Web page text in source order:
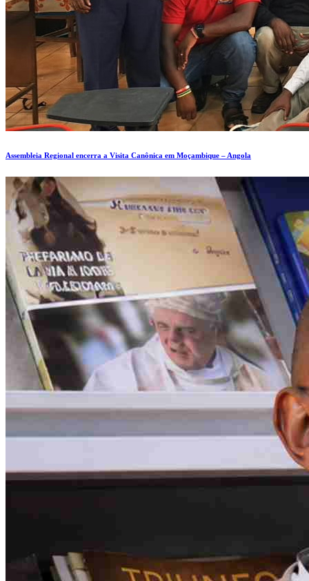
Assembleia Regional encerra a Visita Canônica em Moçambique – Angola